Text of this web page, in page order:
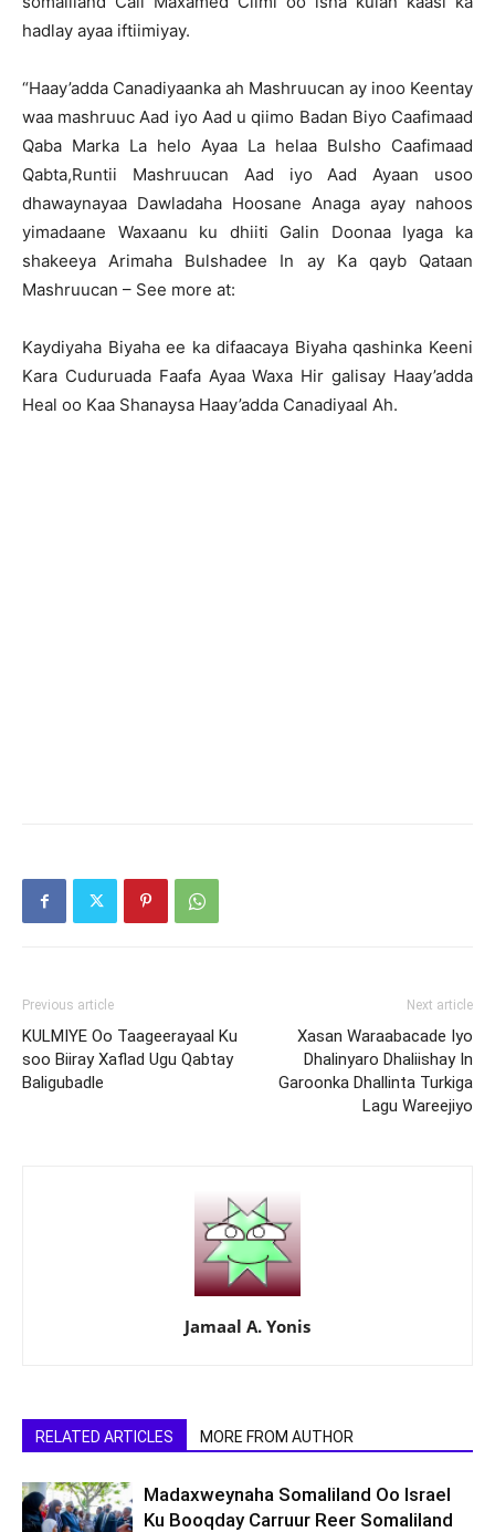
hadlay ayaa iftiimiyay.
“Haay’adda Canadiyaanka ah Mashruucan ay inoo Keentay
waa mashruuc Aad iyo Aad u qiimo Badan Biyo Caafimaad
Qaba Marka La helo Ayaa La helaa Bulsho Caafimaad
Qabta,Runtii Mashruucan Aad iyo Aad Ayaan usoo
dhawaynayaa Dawladaha Hoosane Anaga ayay nahoos
yimadaane Waxaanu ku dhiiti Galin Doonaa Iyaga ka
shakeeya Arimaha Bulshadee In ay Ka qayb Qataan
Mashruucan – See more at:
Kaydiyaha Biyaha ee ka difaacaya Biyaha qashinka Keeni
Kara Cuduruada Faafa Ayaa Waxa Hir galisay Haay’adda
Heal oo Kaa Shanaysa Haay’adda Canadiyaal Ah.
Previous article
KULMIYE Oo Taageerayaal Ku
soo Biiray Xaflad Ugu Qabtay
Baligubadle
Next article
Xasan Waraabacade Iyo
Dhalinyaro Dhaliishay In
Garoonka Dhallinta Turkiga
Lagu Wareejiyo
Jamaal A. Yonis
RELATED ARTICLES MORE FROM AUTHOR
Madaxweynaha Somaliland Oo Israel
Ku Booqday Carruur Reer Somaliland